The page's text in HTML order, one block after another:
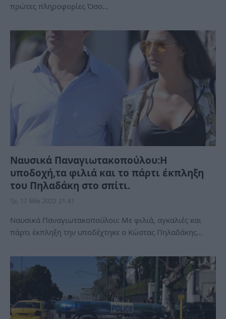
πρώτες πληροφορίες Όσο…
Ναυσικά Παναγιωτακοπούλου:Η
υποδοχή,τα φιλιά και το πάρτι έκπληξη
του Πηλαδάκη στο σπίτι.
Τρ, 17 Μάι 2022 21:41
Ναυσικά Παναγιωτακοπούλου: Με φιλιά, αγκαλιές και
πάρτι έκπληξη την υποδέχτηκε ο Κώστας Πηλαδάκης…